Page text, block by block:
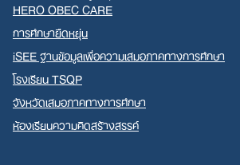
HERO OBEC CARE
การศึกษายืดหยุ่น
iSEE ฐานข้อมูลเพื่อความเสมอภาคทางการศึกษา
โรงเรียน TSQP
จังหวัดเสมอภาคทางการศึกษา
ห้องเรียนความคิดสร้างสรรค์